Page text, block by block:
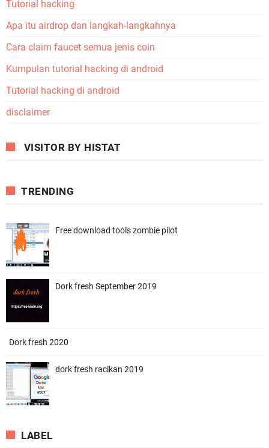
Tutorial hacking
Apa itu airdrop dan langkah-langkahnya
Cara claim faucet semua jenis coin
Kumpulan tutorial hacking di android
Tutorial hacking di android
disclaimer
VISITOR BY HISTAT
TRENDING
Free download tools zombie pilot
Dork fresh September 2019
Dork fresh 2020
dork fresh racikan 2019
LABEL